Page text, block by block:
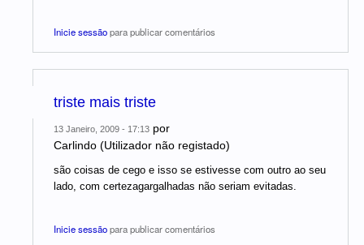
Inicie sessãopara publicar comentários
triste mais triste
13 Janeiro, 2009 - 17:13 por
Carlindo (Utilizador não registado)
são coisas de cego e isso se estivesse com outro ao seu
lado, com certezagargalhadas não seriam evitadas.
Inicie sessãopara publicar comentários